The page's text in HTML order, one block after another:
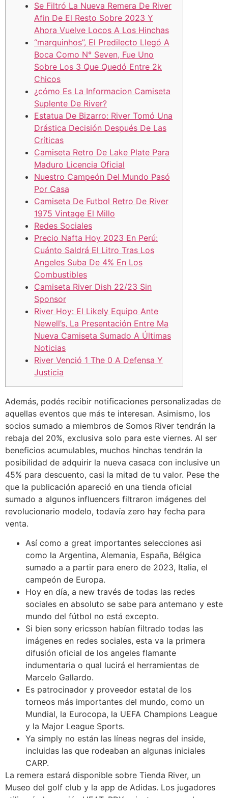
Se Filtró La Nueva Remera De River
Afin De El Resto Sobre 2023 Y
Ahora Vuelve Locos A Los Hinchas
“marquinhos”, El Predilecto Llegó A
Boca Como N° Seven, Fue Uno
Sobre Los 3 Que Quedó Entre 2k
Chicos
¿cómo Es La Informacion Camiseta
Suplente De River?
Estatua De Bizarro: River Tomó Una
Drástica Decisión Después De Las
Críticas
Camiseta Retro De Lake Plate Para
Maduro Licencia Oficial
Nuestro Campeón Del Mundo Pasó
Por Casa
Camiseta De Futbol Retro De River
1975 Vintage El Millo
Redes Sociales
Precio Nafta Hoy 2023 En Perú:
Cuánto Saldrá El Litro Tras Los
Angeles Suba De 4% En Los
Combustibles
Camiseta River Dish 22/23 Sin
Sponsor
River Hoy: El Likely Equipo Ante
Newell’s, La Presentación Entre Ma
Nueva Camiseta Sumado A Últimas
Noticias
River Venció 1 The 0 A Defensa Y
Justicia
Además, podés recibir notificaciones personalizadas de
aquellas eventos que más te interesan. Asimismo, los
socios sumado a miembros de Somos River tendrán la
rebaja del 20%, exclusiva solo para este viernes. Al ser
beneficios acumulables, muchos hinchas tendrán la
posibilidad de adquirir la nueva casaca con inclusive un
45% para descuento, casi la mitad de tu valor. Pese the
que la publicación apareció en una tienda oficial
sumado a algunos influencers filtraron imágenes del
revolucionario modelo, todavía zero hay fecha para
venta.
Así como a great importantes selecciones asi
como la Argentina, Alemania, España, Bélgica
sumado a a partir para enero de 2023, Italia, el
campeón de Europa.
Hoy en día, a new través de todas las redes
sociales en absoluto se sabe para antemano y este
mundo del fútbol no está excepto.
Si bien sony ericsson habían filtrado todas las
imágenes en redes sociales, esta va la primera
difusión oficial de los angeles flamante
indumentaria o qual lucirá el herramientas de
Marcelo Gallardo.
Es patrocinador y proveedor estatal de los
torneos más importantes del mundo, como un
Mundial, la Eurocopa, la UEFA Champions League
y la Major League Sports.
Ya simply no están las líneas negras del inside,
incluidas las que rodeaban an algunas iniciales
CARP.
La remera estará disponible sobre Tienda River, un
Museo del golf club y la app de Adidas. Los jugadores